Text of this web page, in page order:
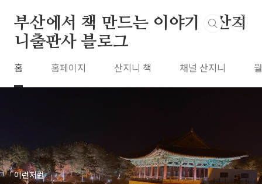
부산에서 책 만드는 이야기 : 산지
니출판사 블로그
홈 홈페이지 산지니 책 채널 산지니
이런저런